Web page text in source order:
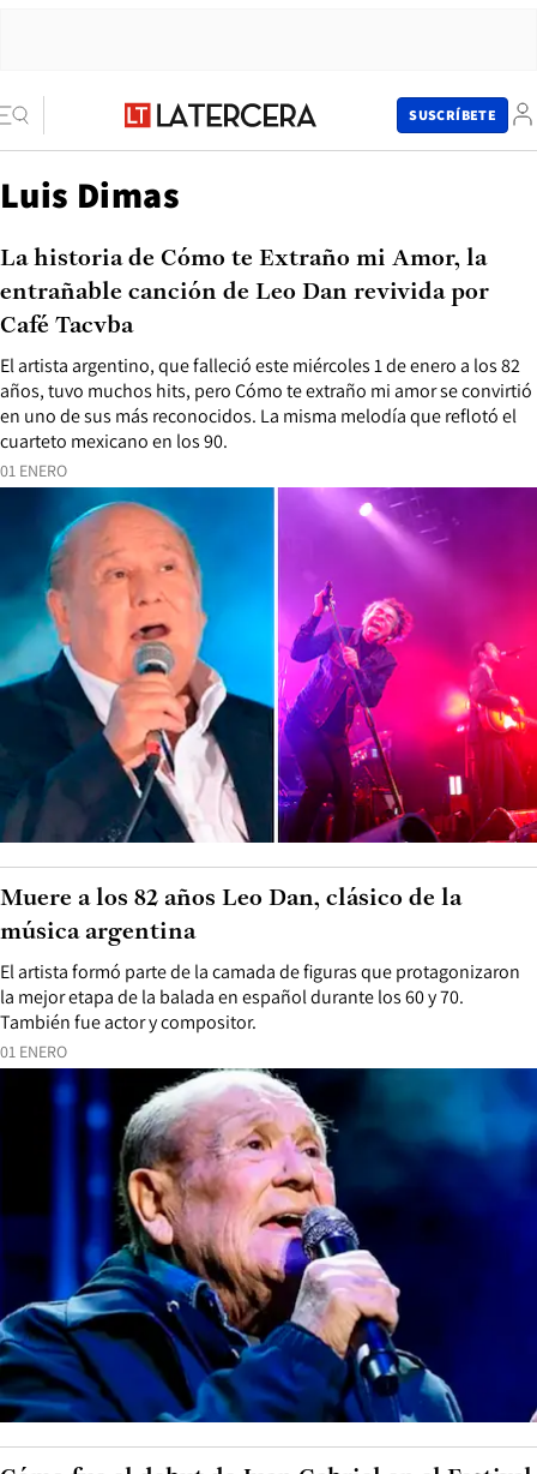
SUSCRÍBETE
Luis Dimas
01 ENERO
El artista argentino, que falleció este miércoles 1 de enero a los 82
años, tuvo muchos hits, pero Cómo te extraño mi amor se convirtió
en uno de sus más reconocidos. La misma melodía que reflotó el
cuarteto mexicano en los 90.
La historia de Cómo te Extraño mi Amor, la
entrañable canción de Leo Dan revivida por
Café Tacvba
01 ENERO
El artista formó parte de la camada de figuras que protagonizaron
la mejor etapa de la balada en español durante los 60 y 70.
También fue actor y compositor.
Muere a los 82 años Leo Dan, clásico de la
música argentina